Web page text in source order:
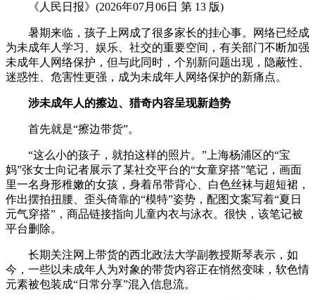
《人民日报》(2026年07月06日 第 13 版)
暑期来临，孩子上网成了很多家长的挂心事。网络已经成
为未成年人学习、娱乐、社交的重要空间，有关部门不断加强
未成年人网络保护，但与此同时，个别新问题出现，隐蔽性、
迷惑性、危害性更强，成为未成年人网络保护的新痛点。
涉未成年人的擦边、猎奇内容呈现新趋势
首先就是“擦边带货”。
“这么小的孩子，就拍这样的照片。”上海杨浦区的“宝
妈”张女士向记者展示了某社交平台的“女童穿搭”笔记，画面
里一名身形稚嫩的女孩，身着吊带背心、白色丝袜与超短裙，
作出摆拍扭腰、歪头倚靠的“模特”姿势，配图文案写着“夏日
元气穿搭”，商品链接指向儿童内衣与泳衣。很快，该笔记被
平台删除。
长期关注网上带货的西北政法大学副教授斯琴表示，如
今，一些以未成年人为对象的带货内容正在悄然变味，软色情
元素被包装成“日常分享”混入信息流。